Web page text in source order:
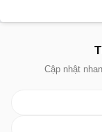
Cập nhật